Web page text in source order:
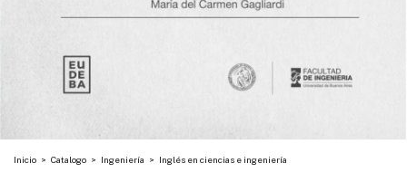
Inicio > Catalogo > Ingeniería > Inglés en ciencias e ingeniería